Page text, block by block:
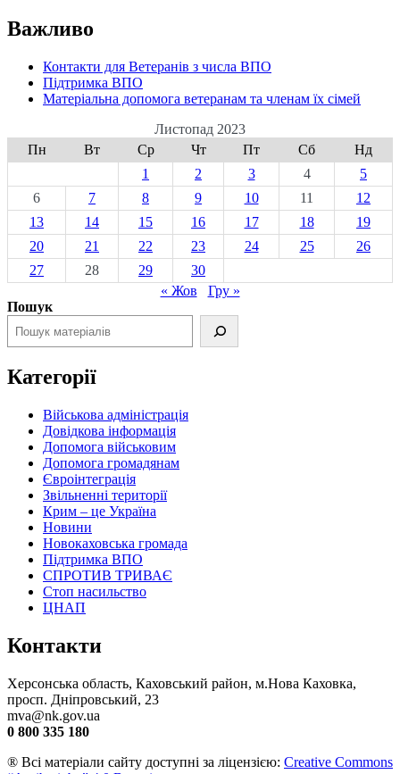
Важливо
Контакти для Ветеранів з числа ВПО
Підтримка ВПО
Матеріальна допомога ветеранам та членам їх сімей
Листопад 2023
Пн
Вт Ср Чт Пт Сб
Нд
1
2 3 4
5
6
7 8 9 10 11
12
13
14 15 16 17 18
19
20
21 22 23 24 25
26
27
28 29
30
« Жов
Гру »
Пошук
Категорії
Військова адміністрація
Довідкова інформація
Допомога військовим
Допомога громадянам
Євроінтеграція
Звільненні території
Крим – це Україна
Новини
Новокаховська громада
Підтримка ВПО
СПРОТИВ ТРИВАЄ
Стоп насильство
ЦНАП
Контакти
Херсонська область, Каховський район, м.Нова Каховка,
просп. Дніпровський, 23
mva@nk.gov.ua
0 800 335 180
® Всі матеріали сайту доступні за ліцензією: Creative Commons